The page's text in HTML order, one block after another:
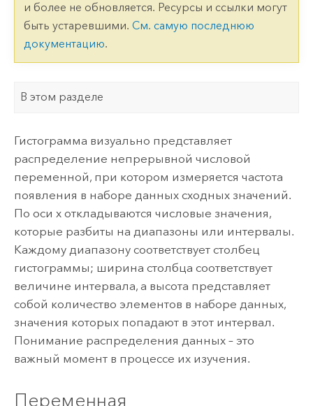
и более не обновляется. Ресурсы и ссылки могут
быть устаревшими. См. самую последнюю
документацию.
В этом разделе
Гистограмма визуально представляет
распределение непрерывной числовой
переменной, при котором измеряется частота
появления в наборе данных сходных значений.
По оси х откладываются числовые значения,
которые разбиты на диапазоны или интервалы.
Каждому диапазону соответствует столбец
гистограммы; ширина столбца соответствует
величине интервала, а высота представляет
собой количество элементов в наборе данных,
значения которых попадают в этот интервал.
Понимание распределения данных – это
важный момент в процессе их изучения.
Переменная